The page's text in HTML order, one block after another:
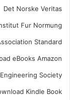
Det Norske Veritas
Fur Normung
Standard
eBooks Amazon
Society
Kindle Book